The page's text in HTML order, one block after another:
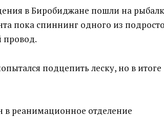
в Биробиджане пошли на
пока спиннинг одного из
провод.
подцепить леску, но в итоге
в реанимационное отделение